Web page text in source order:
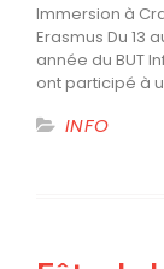
Immersion à
Erasmus Du 13
année du BUT
ont participé à
INFO